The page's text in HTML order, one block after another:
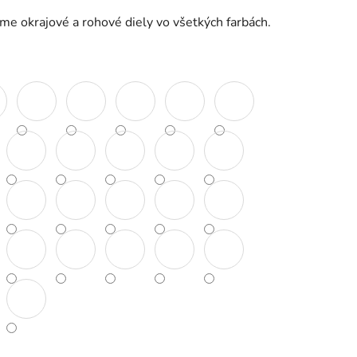
okrajové a rohové diely vo všetkých farbách.